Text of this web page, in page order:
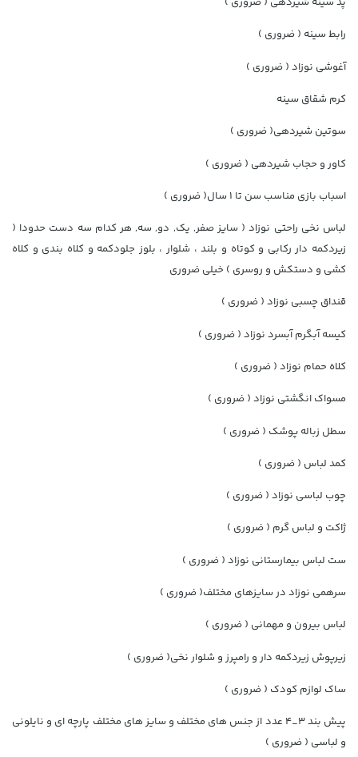
رابط سینه ( ضروری )
آغوشی نوزاد ( ضروری )
کرم شقاق سینه
سوتین شیردهی( ضروری )
کاور و حجاب شیردهی ( ضروری )
اسباب بازی مناسب سن تا 1 سال( ضروری )
لباس نخی راحتی نوزاد ( سایز صفر, یک, دو, سه, هر کدام سه دست حدودا (
زیردکمه دار رکابی و کوتاه و بلند ، شلوار ، بلوز جلودکمه و کلاه بندی و کلاه
کشی و دستکش و روسری ) خیلی ضروری
قنداق چسبی نوزاد ( ضروری )
کیسه آبگرم آبسرد نوزاد ( ضروری )
کلاه حمام نوزاد ( ضروری )
مسواک انگشتی نوزاد ( ضروری )
سطل زباله پوشک ( ضروری )
کمد لباس ( ضروری )
چوب لباسی نوزاد ( ضروری )
ژاکت و لباس گرم ( ضروری )
ست لباس بیمارستانی نوزاد ( ضروری )
سرهمی نوزاد در سایزهای مختلف( ضروری )
لباس بیرون و مهمانی ( ضروری )
زیرپوش زیردکمه دار و رامپرز و شلوار نخی( ضروری )
ساک لوازم کودک ( ضروری )
پیش بند 3_4 عدد از جنس های مختلف و سایز های مختلف پارچه ای و نایلونی
و لباسی ( ضروری )